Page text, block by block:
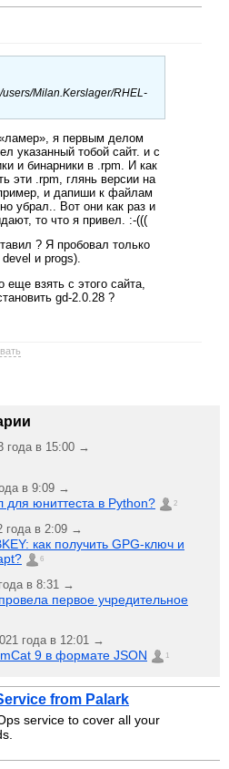
users/Milan.Kerslager/RHEL-
я первым делом
указанный тобой сайт. и с
и бинарники в .rpm. И как
эти .rpm, глянь версии на
и дапиши к файлам
убрал.. Вот они как раз и
то что я привел. :-(((
? Я пробовал только
и progs).
еще взять с этого сайта,
gd-2.0.28 ?
года в 15:00 →
в 9:09 →
для юниттеста в Python? 2
года в 2:09 →
как получить GPG-ключ и
6
в 8:31 →
первое учредительное
года в 12:01 →
9 в формате JSON 1
from Palark
service to cover all your